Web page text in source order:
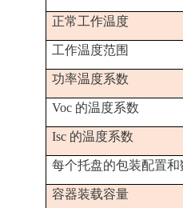
正常工作温度
工作温度范围
功率温度系数
Voc 的温度系数
Isc 的温度系数
每个托盘的包装配置和
容器装载容量